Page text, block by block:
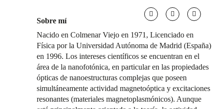
Sobre mí
Nacido en Colmenar Viejo en 1971, Licenciado en
Física por la Universidad Autónoma de Madrid (España)
en 1996. Los intereses científicos se encuentran en el
área de la nanofotónica, en particular en las propiedades
ópticas de nanoestructuras complejas que poseen
simultáneamente actividad magnetoóptica y excitaciones
resonantes (materiales magnetoplasmónicos). Aunque